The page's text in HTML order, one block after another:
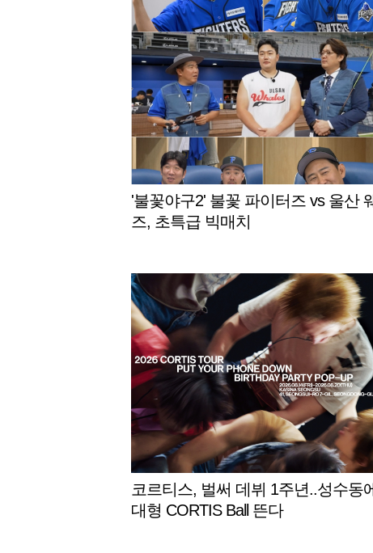
'불꽃야구2' 불꽃 파이터즈 vs 울산
즈, 초특급 빅매치
코르티스, 벌써 데뷔 1주년..성수동
대형 CORTIS Ball 뜬다